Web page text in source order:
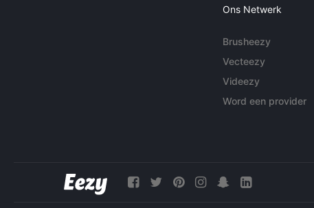
Ons Netwerk
Brusheezy
Vecteezy
Videezy
Word een provider